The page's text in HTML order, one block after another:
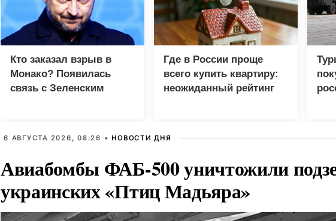
Кто заказал взрыв в
Монако? Появилась
связь с Зеленским
Где в России проще
всего купить квартиру:
неожиданный рейтинг
6 АВГУСТА 2026, 08:26 • НОВОСТИ ДНЯ
Авиабомбы ФАБ-500 уничтожили
украинских «Птиц Мадьяра»